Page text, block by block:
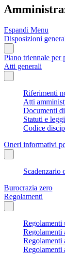
Espandi Menu
Disposizioni
Piano triennale per
Atti generali
Riferimenti
Atti
Documenti
Statuti e
Codice
Oneri informativi
Scadenzario
Burocrazia zero
Regolamenti
Regolamenti
Regolamenti
Regolamenti
Regolamenti